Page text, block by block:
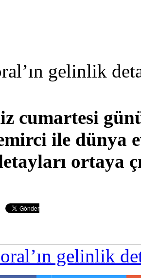
gelinlik
cumartesi
ile dünya
ortaya